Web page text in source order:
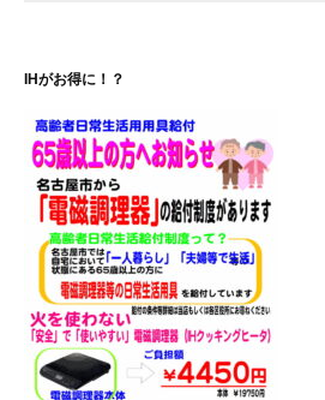
ー
シ
ョ
ン
IHがお得に！？